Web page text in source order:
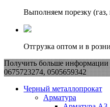
Выполняем порезку (газ,
Отгрузка оптом и в
Получить больше
0675723274, 0505659342
Черный металлопрокат
Арматура